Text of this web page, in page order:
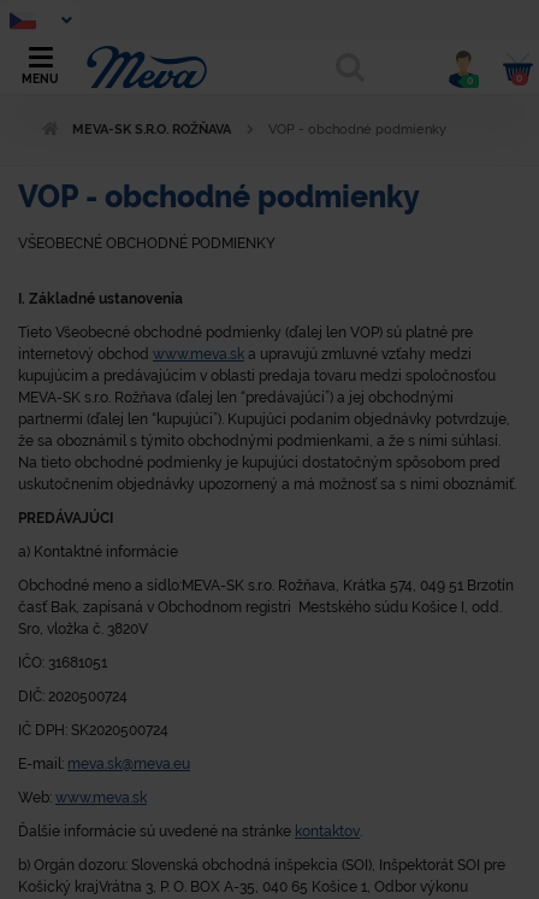
MENU 0 0
MEVA-SK S.R.O. ROŽŇAVA VOP - obchodné podmienky
VOP - obchodné podmienky
VŠEOBECNÉ OBCHODNÉ PODMIENKY
I. Základné ustanovenia
Tieto Všeobecné obchodné podmienky (ďalej len VOP) sú platné pre
internetový obchod www.meva.sk a upravujú zmluvné vzťahy medzi
kupujúcim a predávajúcim v oblasti predaja tovaru medzi spoločnosťou
MEVA-SK s.r.o. Rožňava (ďalej len “predávajúci”) a jej obchodnými
partnermi (ďalej len “kupujúci”). Kupujúci podaním objednávky potvrdzuje,
že sa oboznámil s týmito obchodnými podmienkami, a že s nimi súhlasí.
Na tieto obchodné podmienky je kupujúci dostatočným spôsobom pred
uskutočnením objednávky upozornený a má možnosť sa s nimi oboznámiť.
PREDÁVAJÚCI
a) Kontaktné informácie
Obchodné meno a sídlo:MEVA-SK s.r.o. Rožňava, Krátka 574, 049 51 Brzotín
časť Bak, zapísaná v Obchodnom registri Mestského súdu Košice I, odd.
Sro, vložka č. 3820V
IČO: 31681051
DIČ: 2020500724
IČ DPH: SK2020500724
E-mail: meva.sk@meva.eu
Web: www.meva.sk
Ďalšie informácie sú uvedené na stránke kontaktov.
b) Orgán dozoru: Slovenská obchodná inšpekcia (SOI), Inšpektorát SOI pre
Košický krajVrátna 3, P. O. BOX A-35, 040 65 Košice 1, Odbor výkonu